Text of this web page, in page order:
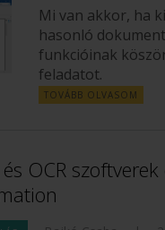
Mi van akkor, ha
hasonló
funkcióinak
feladatot.
TOVÁBB OLVASOM
OCR